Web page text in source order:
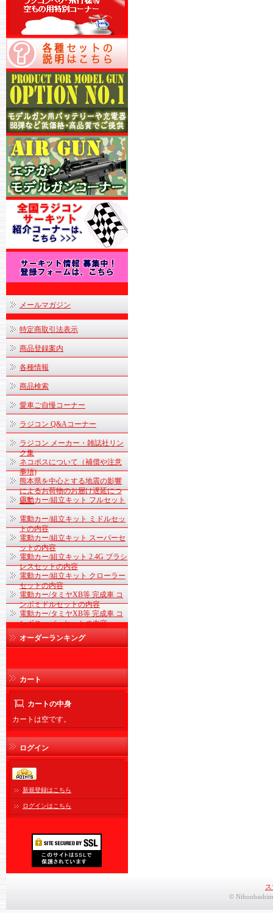
メールマガジン
特定商取引法表示
商品登録案内
各種情報
商品検索
愛車ご自慢コーナー
ラジコン Q&Aコーナー
ラジコン メーカー・雑誌社リン
ク集
ネコポスについて（補償や注意
事項)
熊本県を中心とする地震の影響
によるお荷物のお届け遅延につ
いて
電動カー/組立キット フルセット
電動カー/組立キット ミドルセッ
トの内容
電動カー/組立キット スーパーセ
ットの内容
電動カー/組立キット 2.4G ブラシ
レスセットの内容
電動カー/組立キット クローラー
セットの内容
電動カー/タミヤXB等 完成車 コ
ンボミドルセットの内容
電動カー/タミヤXB等 完成車 コ
ンボスーパーセットの内容
オーダーランキング
カート
カートの中身
カートは空です。
ログイン
新規登録はこちら
ログインはこちら
©